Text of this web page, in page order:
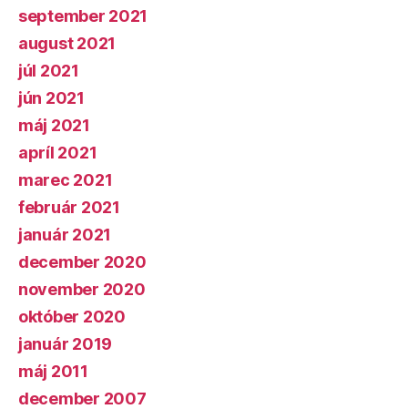
september 2021
august 2021
júl 2021
jún 2021
máj 2021
apríl 2021
marec 2021
február 2021
január 2021
december 2020
november 2020
október 2020
január 2019
máj 2011
december 2007